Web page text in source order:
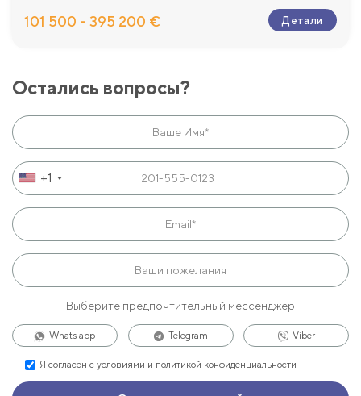
101 500 - 395 200 € Детали
Остались вопросы?
+1
Выберите предпочтительный мессенджер
Whats app Telegram Viber
Я согласен с условиями и политикой конфиденциальности